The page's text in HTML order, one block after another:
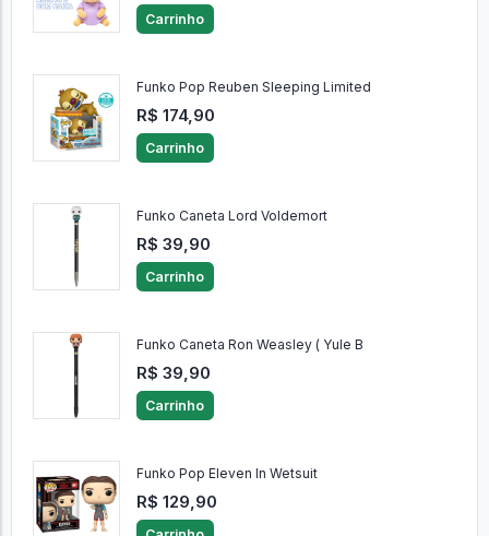
Carrinho
Funko Pop Reuben Sleeping Limited
R$ 174,90
Carrinho
Funko Caneta Lord Voldemort
R$ 39,90
Carrinho
Funko Caneta Ron Weasley ( Yule B
R$ 39,90
Carrinho
Funko Pop Eleven In Wetsuit
R$ 129,90